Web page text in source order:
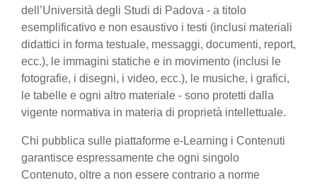
dell’Università degli Studi di Padova - a titolo
esemplificativo e non esaustivo i testi (inclusi materiali
didattici in forma testuale, messaggi, documenti, report,
ecc.), le immagini statiche e in movimento (inclusi le
fotografie, i disegni, i video, ecc.), le musiche, i grafici,
le tabelle e ogni altro materiale - sono protetti dalla
vigente normativa in materia di proprietà intellettuale.
Chi pubblica sulle piattaforme e-Learning i Contenuti
garantisce espressamente che ogni singolo
Contenuto, oltre a non essere contrario a norme